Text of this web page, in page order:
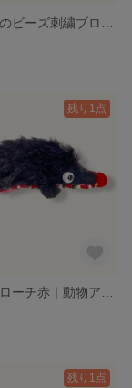
残り1点
残り1点